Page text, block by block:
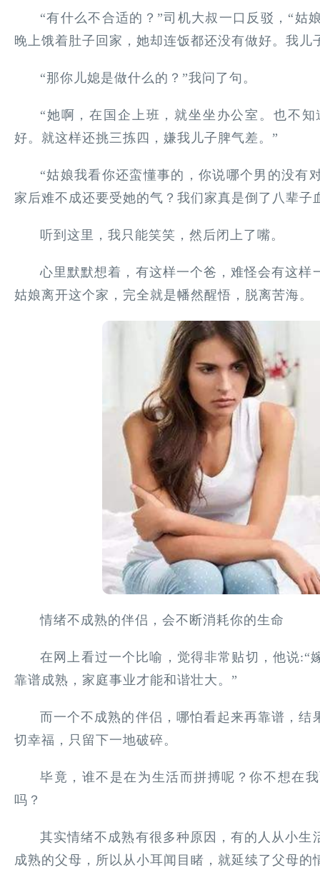
“有什么不合适的？”司机大叔一口反驳，“姑
晚上饿着肚子回家，她却连饭都还没有做好。我儿
“那你儿媳是做什么的？”我问了句。
“她啊，在国企上班，就坐坐办公室。也不
好。就这样还挑三拣四，嫌我儿子脾气差。”
“姑娘我看你还蛮懂事的，你说哪个男的没有
家后难不成还要受她的气？我们家真是倒了八辈子
听到这里，我只能笑笑，然后闭上了嘴。
心里默默想着，有这样一个爸，难怪会有这
姑娘离开这个家，完全就是幡然醒悟，脱离苦海。
情绪不成熟的伴侣，会不断消耗你的生命
在网上看过一个比喻，觉得非常贴切，他说
靠谱成熟，家庭事业才能和谐壮大。”
而一个不成熟的伴侣，哪怕看起来再靠谱，
切幸福，只留下一地破碎。
毕竟，谁不是在为生活而拼搏呢？你不想在
吗？
其实情绪不成熟有很多种原因，有的人从小生
成熟的父母，所以从小耳闻目睹，就延续了父母